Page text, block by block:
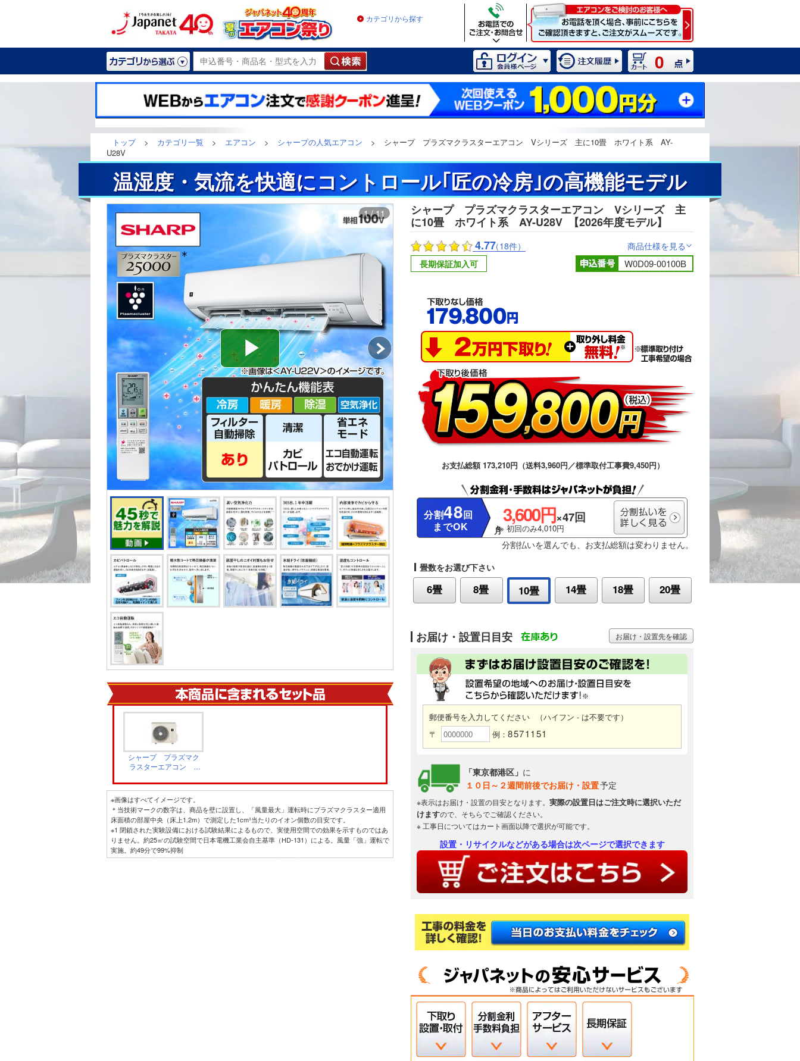
カテゴリから探す
0
トップ > カテゴリ一覧 > エアコン > シャープの人気エアコン >
シャープ プラズマクラスターエアコン Vシリーズ 主に10畳 ホワイト系 AY-
U28V
温湿度・気流を快適にコントロール｢匠の冷房｣の高機能モデル
1 / 11 2 / 11
シャープ プラズマク
ラスターエアコン V
AU-U28V
※画像はすべてイメージです。
＊当技術マークの数字は、商品を壁に設置し、「風量最大」運転時にプラズマクラスター適用
床面積の部屋中央（床上1.2m）で測定した1cm³当たりのイオン個数の目安です。
※1 閉鎖された実験設備における試験結果によるもので、実使用空間での効果を示すものではあ
りません。約25㎥の試験空間で日本電機工業会自主基準（HD-131）による。風量「強」運転で
実施。約49分で99%抑制
※2 閉鎖された実験設備における試験結果によるもので、実使用空間での効果を示すものではあ
シャープ プラズマクラスターエアコン Vシリーズ 主
に10畳 ホワイト系 AY-U28V
【2026年度モデル】
4.77（18件） 商品仕様を見る>
長期保証加入可 W0D09-00100B
お支払総額 173,210円（送料3,960円／標準取付工事費9,450円）
分割48回
までOK
3,600円×47回
※ 初回のみ4,010円
分割払いを選んでも、お支払総額は変わりません。
畳数をお選び下さい
6畳 8畳 10畳 14畳 18畳 20畳
お届け・設置日目安
郵便番号を入力してください
（ハイフン - は不要です）
〒
例： 8571151
「東京都港区」 に
１０日～２週間前後でお届け・設置予定
※表示はお届け・設置の目安となります。 実際の設置日はご注文時に選択いただ
けますので、そちらでご確認ください。
※ 工事日についてはカート画面以降で選択が可能です。
お届け・設置先を確認
設置・リサイクルなどがある場合は次ページで選択できます